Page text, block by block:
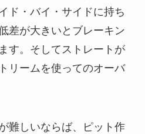
ド・バイ・サイドに持ち
差が大きいとブレーキン
す。そしてストレートが
リームを使ってのオーバ
難しいならば、ピット作